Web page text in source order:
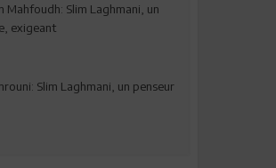
Mahfoudh: Slim Laghmani, un
exigeant
Slim Laghmani, un penseur